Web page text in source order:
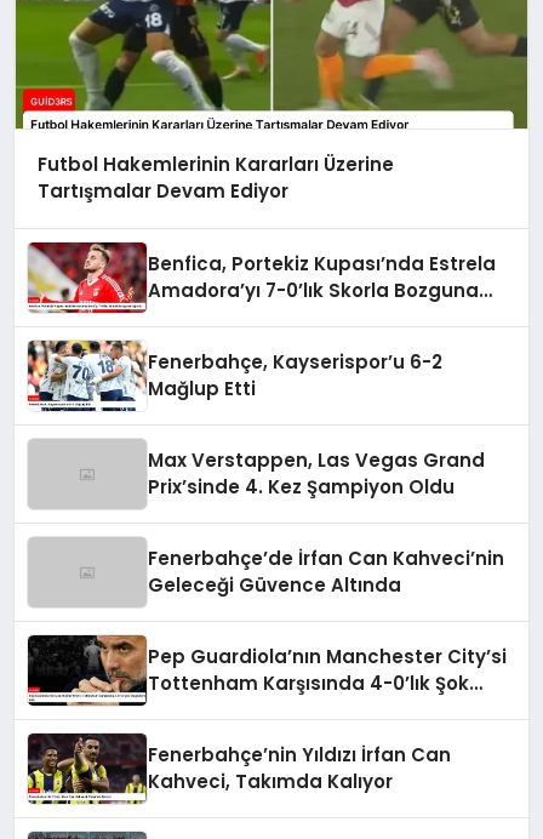
Futbol Hakemlerinin Kararları Üzerine
Tartışmalar Devam Ediyor
Benfica, Portekiz Kupası’nda Estrela
Amadora’yı 7-0’lık Skorla Bozguna
Fenerbahçe, Kayserispor’u 6-2
Mağlup Etti
Max Verstappen, Las Vegas Grand
Prix’sinde 4. Kez Şampiyon Oldu
Fenerbahçe’de İrfan Can Kahveci’nin
Geleceği Güvence Altında
Pep Guardiola’nın Manchester City’si
Tottenham Karşısında 4-0’lık Şok
Fenerbahçe’nin Yıldızı İrfan Can
Kahveci, Takımda Kalıyor